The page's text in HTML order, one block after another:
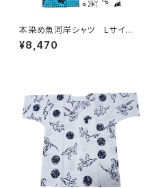
本染め魚河岸シャツ Lサイ
ズ 認定証付き 木綿晒 日本
製 伝統豆絞り柄×涼麻柄 水
ぬぐいシャツ 濱いちシャツ 焼
津 浜通り 港町
¥8,470